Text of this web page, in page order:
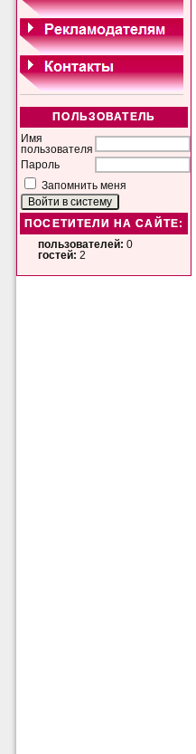
ПОЛЬЗОВАТЕЛЬ
Имя
пользователя
Пароль
Запомнить меня
ПОСЕТИТЕЛИ НА САЙТЕ:
пользователей: 0
гостей: 2